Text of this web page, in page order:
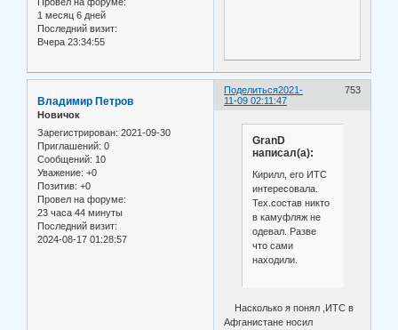
Провел на форуме:
1 месяц 6 дней
Последний визит:
Вчера 23:34:55
Поделиться 753
2021-
11-09 02:11:47
Владимир Петров
Новичок
Зарегистрирован: 2021-09-30
Приглашений: 0
Сообщений: 10
Уважение: +0
Позитив: +0
Провел на форуме:
23 часа 44 минуты
Последний визит:
2024-08-17 01:28:57
GranD
написал(а):
Кирилл, его ИТС
интересовала.
Тех.состав никто
в камуфляж не
одевал. Разве
что сами
находили.
Насколько я понял ,ИТС в
Афганистане носил